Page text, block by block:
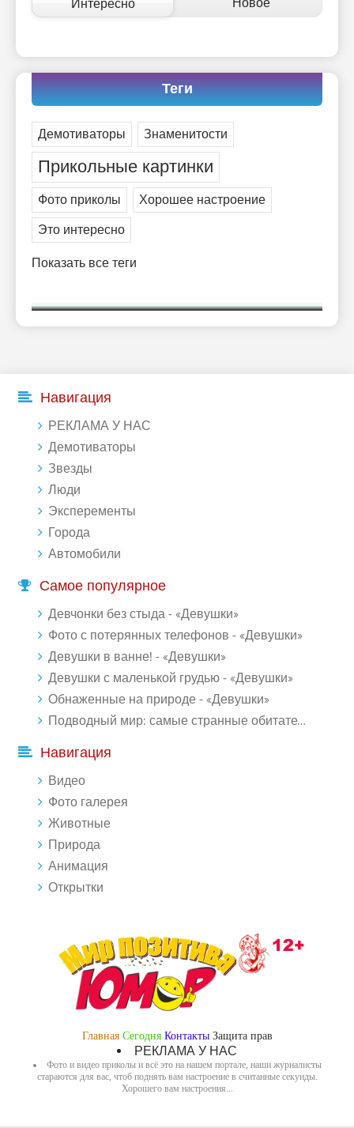
глупость. Из всех страхов самый пугающий — самолюбование.
его дал.
-- Люблю давать советы и очень не люблю, когда их дают мне.
Интересно Новое
Теги
Демотиваторы Знаменитости
Прикольные картинки
Фото приколы
Хорошее настроение
Это интересно
Показать все теги
Навигация
РЕКЛАМА У НАС
Демотиваторы
Звезды
Люди
Эксперементы
Города
Автомобили
Самое популярное
Девчонки без стыда - «Девушки»
Фото с потерянных телефонов - «Девушки»
Девушки в ванне! - «Девушки»
Девушки с маленькой грудью - «Девушки»
Обнаженные на природе - «Девушки»
Подводный мир: самые странные обитатели океана (18 фото)
Навигация
Видео
Фото галерея
Животные
Природа
Анимация
Открытки
Главная Сегодня Контакты Защита прав
РЕКЛАМА У НАС
Фото и видео приколы и всё это на нашем портале, наши журналисты
стараются для вас, чтоб поднять вам настроение в считанные секунды.
Хорошего вам настроения...